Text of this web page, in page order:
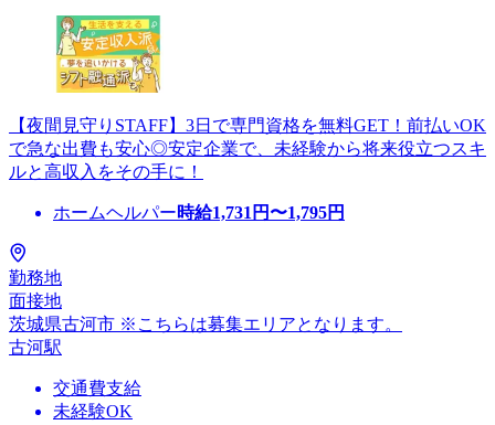
【夜間見守りSTAFF】3日で専門資格を無料GET！前払いOK
で急な出費も安心◎安定企業で、未経験から将来役立つスキ
ルと高収入をその手に！
ホームヘルパー時給1,731 円〜1,795円
勤務地
面接地
茨城県古河市 ※こちらは募集エリアとなります。
古河駅
交通費支給
未経験OK